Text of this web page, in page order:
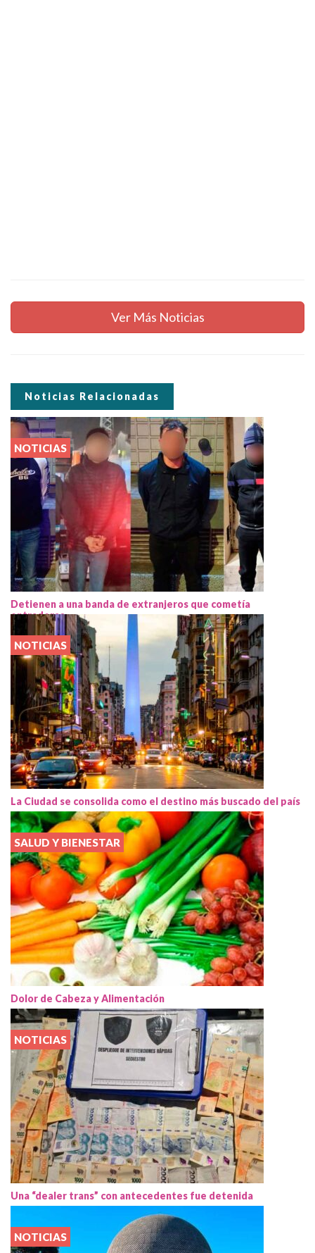
Ver Más Noticias
Noticias Relacionadas
NOTICIAS
Detienen a una banda de extranjeros que cometía
entraderas
NOTICIAS
La Ciudad se consolida como el destino más buscado del país
SALUD Y BIENESTAR
Dolor de Cabeza y Alimentación
NOTICIAS
Una “dealer trans” con antecedentes fue detenida
NOTICIAS